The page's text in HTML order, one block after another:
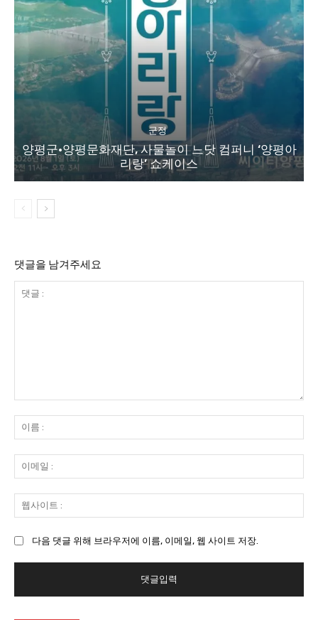
군정
양평군·양평문화재단, 사물놀이 느닷 컴퍼니 ‘양평아
리랑’ 쇼케이스
댓글을 남겨주세요
:
름
:
메
일
사
:
다음 댓글 위해 브라우저에 이름, 이메일, 웹 사이트 저장.